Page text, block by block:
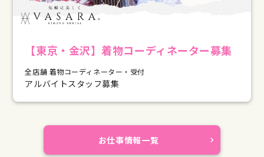
【東京・金沢】着物コーディネーター募集
全店舗 着物コーディネーター・受付
アルバイトスタッフ募集
お仕事情報一覧